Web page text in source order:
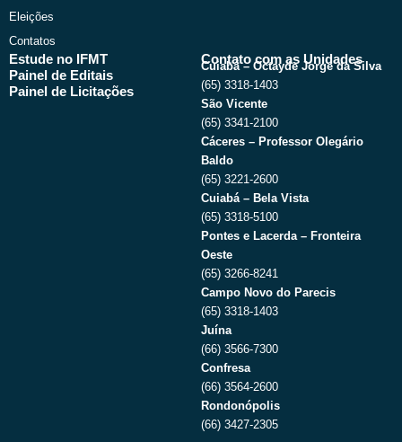
Eleições
Contatos
Estude no IFMT
Painel de Editais
Painel de Licitações
Contato com as Unidades
Cuiabá – Octayde Jorge da Silva
(65) 3318-1403
São Vicente
(65) 3341-2100
Cáceres – Professor Olegário
Baldo
(65) 3221-2600
Cuiabá – Bela Vista
(65) 3318-5100
Pontes e Lacerda – Fronteira
Oeste
(65) 3266-8241
Campo Novo do Parecis
(65) 3318-1403
Juína
(66) 3566-7300
Confresa
(66) 3564-2600
Rondonópolis
(66) 3427-2305